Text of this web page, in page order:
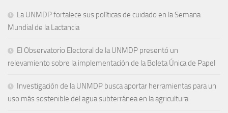
La UNMDP fortalece sus políticas de cuidado en la Semana
Mundial de la Lactancia
El Observatorio Electoral de la UNMDP presentó un
relevamiento sobre la implementación de la Boleta Única de Papel
Investigación de la UNMDP busca aportar herramientas para un
uso más sostenible del agua subterránea en la agricultura